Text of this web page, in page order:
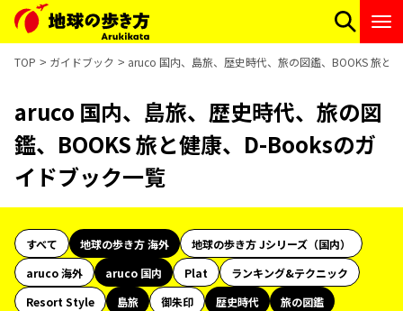
TOP ガイドブック aruco 国内、島旅、歴史時代、旅の図鑑、BOOKS 旅と
aruco 国内、島旅、歴史時代、旅の図
鑑、BOOKS 旅と健康、D-Booksのガ
イドブック一覧
すべて 地球の歩き方 海外
地球の歩き方 Jシリーズ（国内）
aruco 海外
aruco 国内 Plat
ランキング&テクニック
Resort Style
島旅 御朱印 歴史時代
旅の図鑑